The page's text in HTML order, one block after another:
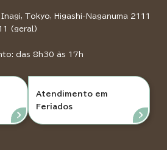
Tokyo, Higashi-Naganuma 2111
(geral)
das 8h30 às 17h
Atendimento em
Feriados